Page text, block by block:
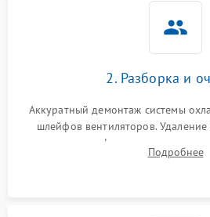
2. Разборка и
Аккуратный демонтаж системы
шлейфов вентиляторов.
кристалла графического чипа и
памяти и зоны VRM. Очистка
Подробнее